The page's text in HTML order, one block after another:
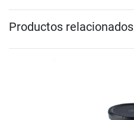
Productos relacionados